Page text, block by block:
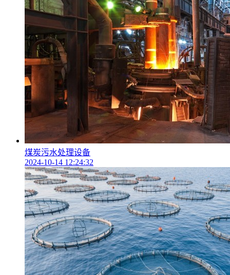
煤炭污水处理设备
2024-10-14 12:24:32